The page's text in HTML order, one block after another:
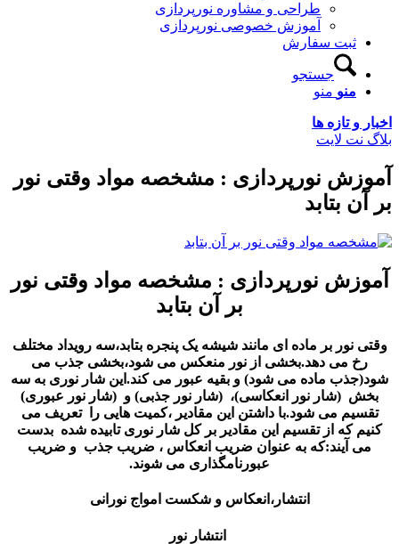
طراحی و مشاوره نورپردازی
آموزش خصوصی نورپردازی
سفارش
جستجو
منو
تازه ها
لایت
نورپردازی : مشخصه مواد وقتی نور
بتابد
نورپردازی : مشخصه مواد وقتی نور
بر آن بتابد
بر ماده ای مانند شیشه یک پنجره بتابد،سه رویداد مختلف
می دهد.بخشی از نور منعکس می شود،بخشی جذب می
ماده می شود) و بقیه عبور می کند.این شار نوری به سه
نور انعکاسی)، (شار نور جذبی) و (شار نور عبوری)
می شود.با داشتن این مقادیر ،کمیت هایی را تعریف می
که از تقسیم این مقادیر بر کل شار نوری تابیده شده بدست
آیند:که به عنوان ضریب انعکاس ، ضریب جذب و ضریب
عبورنامگذاری می شوند.
انتشار،انعکاس و شکست امواج نورانی
انتشار نور